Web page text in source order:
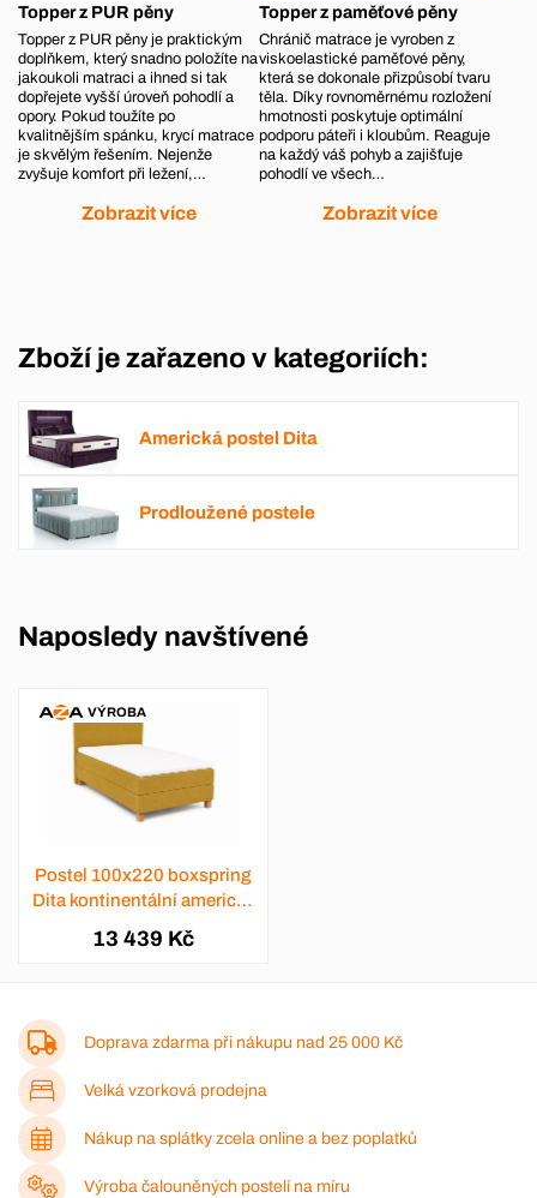
Topper z PUR pěny
Topper z PUR pěny je praktickým
doplňkem, který snadno položíte na
jakoukoli matraci a ihned si tak
dopřejete vyšší úroveň pohodlí a
opory. Pokud toužíte po
kvalitnějším spánku, krycí matrace
je skvělým řešením. Nejenže
zvyšuje komfort při ležení,…
Zobrazit více
Topper z paměťové pěny
Chránič matrace je vyroben z
viskoelastické paměťové pěny,
která se dokonale přizpůsobí tvaru
těla. Díky rovnoměrnému rozložení
hmotnosti poskytuje optimální
podporu páteři i kloubům. Reaguje
na každý váš pohyb a zajišťuje
pohodlí ve všech…
Zobrazit více
Zboží je zařazeno v kategoriích:
Americká postel Dita
Prodloužené postele
Naposledy navštívené
VÝROBA
Postel 100x220 boxspring
Dita kontinentální americká
13 439 Kč
Doprava zdarma při nákupu nad 25 000 Kč
Velká vzorková prodejna
Nákup na splátky zcela online a bez poplatků
Výroba čalouněných postelí na míru